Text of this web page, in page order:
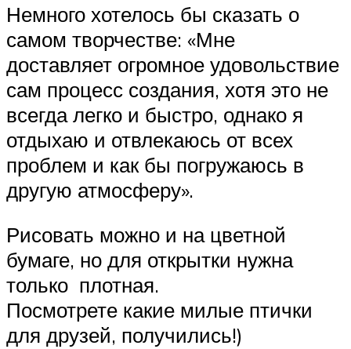
Немного хотелось бы сказать о
самом творчестве: «Мне
доставляет огромное удовольствие
сам процесс создания, хотя это не
всегда легко и быстро, однако я
отдыхаю и отвлекаюсь от всех
проблем и как бы погружаюсь в
другую атмосферу».
Рисовать можно и на цветной
бумаге, но для открытки нужна
только плотная.
Посмотрете какие милые птички
для друзей, получились!)